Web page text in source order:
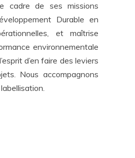
cadre de ses missions
Durable en
et maîtrise
environnementale
d’en faire des leviers
Nous accompagnons